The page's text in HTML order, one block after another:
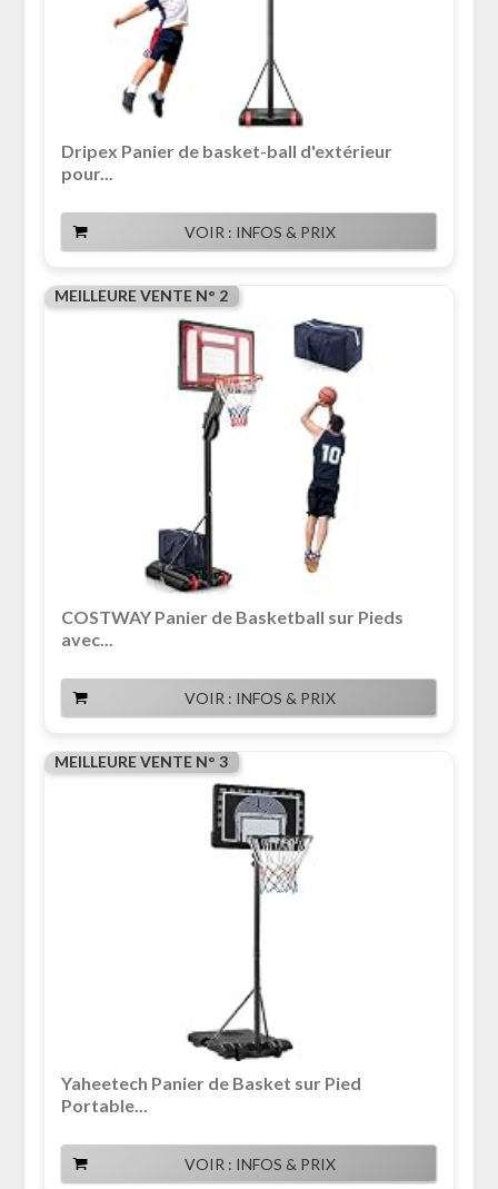
Dripex Panier de basket-ball d'extérieur
pour...
VOIR : INFOS & PRIX
MEILLEURE VENTE N° 2
COSTWAY Panier de Basketball sur Pieds
avec...
VOIR : INFOS & PRIX
MEILLEURE VENTE N° 3
Yaheetech Panier de Basket sur Pied
Portable...
VOIR : INFOS & PRIX